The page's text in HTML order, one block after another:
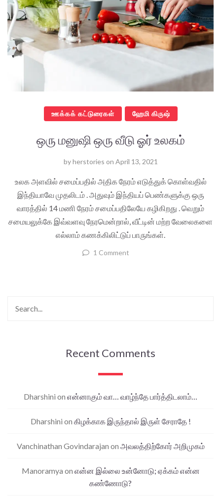
ஊக்கக் கட்டுரைகள் ஹேமி கிருஷ்
ஒரு மனுஷி ஒரு வீடு ஓர் உலகம்
byherstories on April 13, 2021
உலக அளவில் சமைப்பதில் அதிக நேரம் எடுத்துக் கொள்வதில்
இந்தியாவே முதலிடம் . அதுவும் இந்தியப் பெண்களுக்கு ஒரு
வாரத்தில் 14 மணி நேரம் சமைப்பதிலேயே கழிகிறது . வெறும்
சமையலுக்கே இவ்வளவு நேரமென்றால், வீட்டின் மற்ற வேலைகளை
எல்லாம் கணக்கிலிட்டுப் பாருங்கள்.
1 Comment
Recent Comments
Dharshini on என்னாகும் வா… வாழ்ந்தே பார்த்திடலாம்…
Dharshini on கிழக்காக இருந்தால் இருள் சேராதே !
Vanchinathan Govindarajan on அவலத்திற்கோர் அறிமுகம்
Manoramya on என்ன இல்லை உன்னோடு; ஏக்கம் என்ன
கண்ணோடு?